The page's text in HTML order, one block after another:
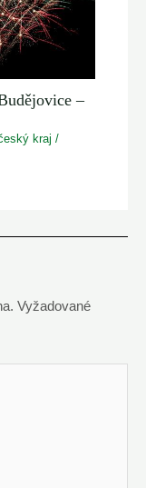
–
kraj /
Vyžadované